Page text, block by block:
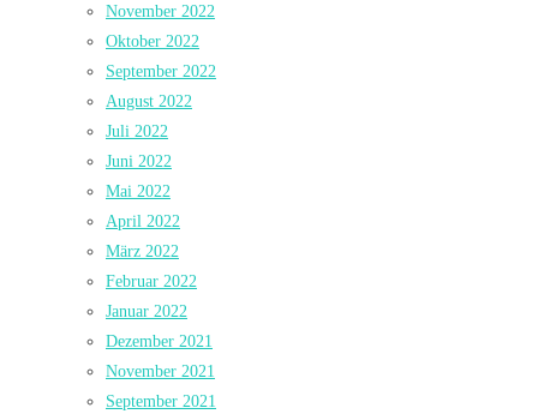
November 2022
Oktober 2022
September 2022
August 2022
Juli 2022
Juni 2022
Mai 2022
April 2022
März 2022
Februar 2022
Januar 2022
Dezember 2021
November 2021
September 2021